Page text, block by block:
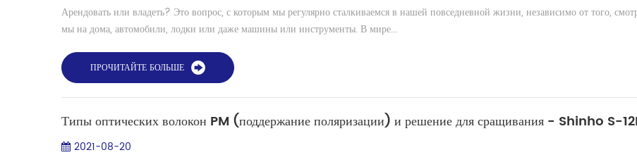
Арендовать или владеть? Это вопрос, с которым мы регулярно сталкиваемся в нашей повседневной жизни, независимо от того,
мы на дома, автомобили, лодки или даже машины или инструменты. В мире...
ПРОЧИТАЙТЕ БОЛЬШЕ
Типы оптических волокон PM (поддержание поляризации) и решение для сращивания - Shinho S-
2021-08-20